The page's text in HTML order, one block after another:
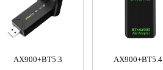
AX900+BT5.3 AX900+BT5.4